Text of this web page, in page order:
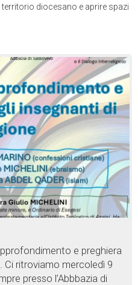
diocesano e aprire spazi
e preghiera
Ci ritroviamo mercoledì 9
presso l’Abbbazia di